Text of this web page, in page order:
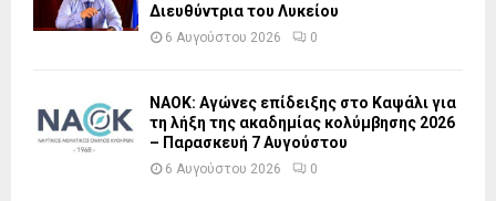
Διευθύντρια του Λυκείου
6 Αυγούστου 2026 0
ΝΑΟΚ: Αγώνες επίδειξης στο Καψάλι για
τη λήξη της ακαδημίας κολύμβησης 2026
– Παρασκευή 7 Αυγούστου
6 Αυγούστου 2026 0